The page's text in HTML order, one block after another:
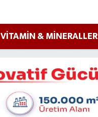
VİTAMİN & MİNERALLER